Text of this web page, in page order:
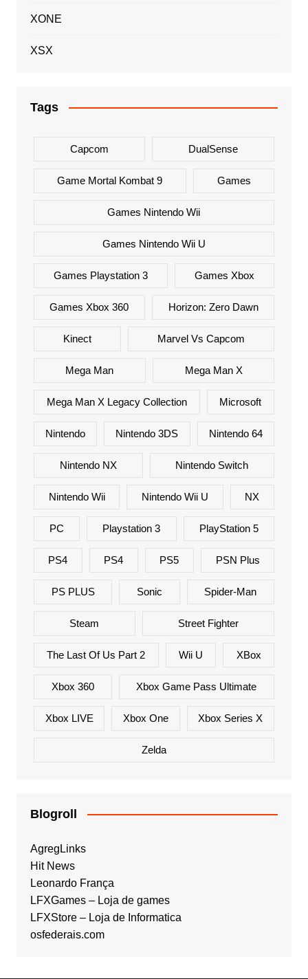
XONE
XSX
Tags
Capcom DualSense
Game Mortal Kombat 9 Games
Games Nintendo Wii
Games Nintendo Wii U
Games Playstation 3 Games Xbox
Games Xbox 360 Horizon: Zero Dawn
Kinect Marvel Vs Capcom
Mega Man Mega Man X
Mega Man X Legacy Collection Microsoft
Nintendo Nintendo 3DS Nintendo 64
Nintendo NX Nintendo Switch
Nintendo Wii Nintendo Wii U NX
PC Playstation 3 PlayStation 5
PS4 PS4 PS5 PSN Plus
PS PLUS Sonic Spider-Man
Steam Street Fighter
The Last Of Us Part 2 Wii U XBox
Xbox 360 Xbox Game Pass Ultimate
Xbox LIVE Xbox One Xbox Series X
Zelda
Blogroll
AgregLinks
Hit News
Leonardo França
LFXGames – Loja de games
LFXStore – Loja de Informatica
osfederais.com